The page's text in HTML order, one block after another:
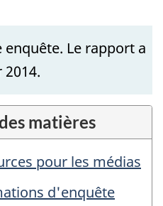
enquête. Le rapport a
matières
pour les médias
d'enquête